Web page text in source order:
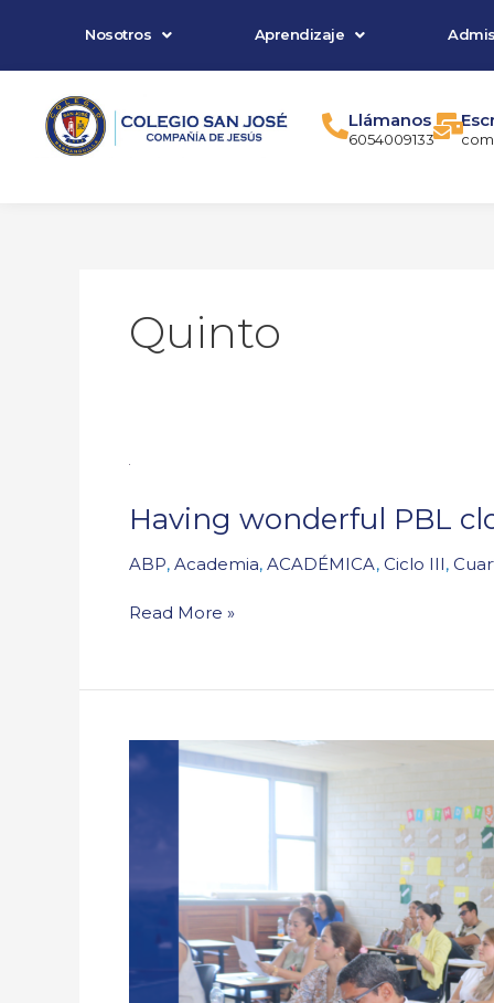
Nosotros Aprendizaje
Llámanos
6054009133
Quinto
Having wonderful PBL
ABP, Academia, ACADÉMICA, Ciclo III,
Having
PBL
events
Cycle
Read More »
Ciclo
abierto